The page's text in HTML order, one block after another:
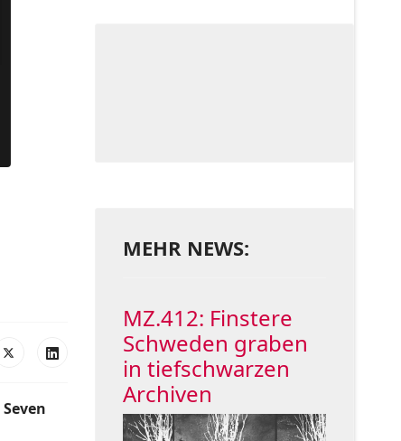
Seven
MEHR NEWS:
MZ.412: Finstere
Schweden graben
in tiefschwarzen
Archiven